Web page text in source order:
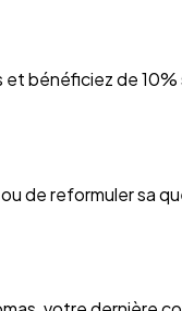
et bénéficiez de
de reformuler sa